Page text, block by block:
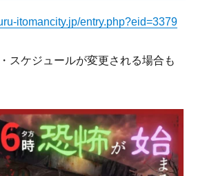
itomancity.jp/entry.php?eid=3379
スケジュールが変更される場合も